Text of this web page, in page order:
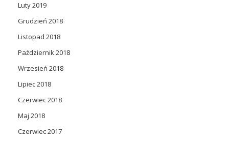
Luty 2019
Grudzień 2018
Listopad 2018
Październik 2018
Wrzesień 2018
Lipiec 2018
Czerwiec 2018
Maj 2018
Czerwiec 2017